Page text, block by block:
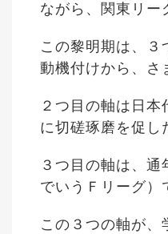
ながら、関東リー
この黎明期は、３
動機付けから、さ
２つ目の軸は日
に切磋琢磨を促し
３つ目の軸は、
でいうＦリーグ）
この３つの軸が